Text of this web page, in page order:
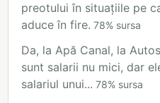
preotului în situațiile pe
aduce în fire. 78% sursa
Da, la Apă Canal, la
sunt salarii nu mici, dar
salariul unui... 78% sursa